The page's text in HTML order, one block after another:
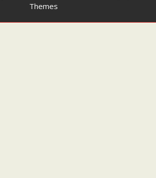
Themes